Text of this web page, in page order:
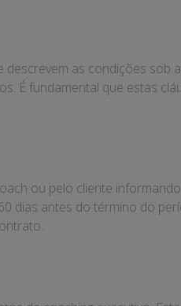
as condições
É fundamental que estas
ou pelo cliente
antes do término do